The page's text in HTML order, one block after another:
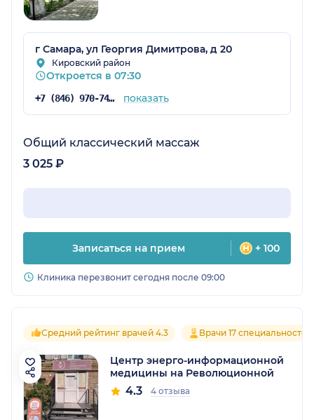
г Самара, ул Георгия Димитрова, д 20
Кировский район
Откроется в 07:30
+7 (846) 970-74-03 показать
Общий классический массаж
3 025 ₽
Записаться на прием + 100
Клиника перезвонит сегодня после 09:00
Средний рейтинг врачей 4.3 Врачи 17 специальностей
Центр энерго-информационной
медицины на Революционной
4.3 4 отзыва